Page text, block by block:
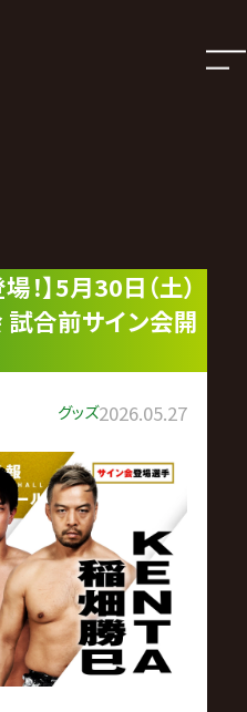
】5月30日（土）
試合前サイン会開
グッズ2026.05.27